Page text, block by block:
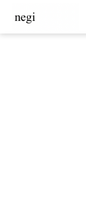
肌のケア【